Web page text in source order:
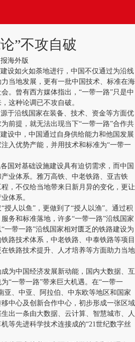
”不攻自破
海外版
如火如荼地进行，中国不仅通过为沿线
当地发展，更有一批中国技术、标准在海
。曾有西方媒体指出，“一带一路”只是中
这种论调已不攻自破。
沿线国家在装备、技术、资金等方面优
前提，就无法出现当下“一带一路”合作共
设中，中国通过自身供给能力和他国发展
入优势产能，并用技术和标准为“一带一
对基础设施建设具有迫切需求，而中国
业体系。雅万高铁、中老铁路、亚吉铁
，不仅给当地带来日新月异的变化，更让
体系。
人以鱼”，更做到了“授人以渔”。通过积
务和标准落地，许多“一带一路”沿线国家
一带一路”沿线国家相对匮乏的铁路建设为
路技术体系，中老铁路、中泰铁路等项目
铁路技术提升、人才培养等方面助力当地
中国经济发展新动能，国内大数据、互
“一带一路”带来巨大机遇。在“一带一
亚、中亚、阿拉伯、中东欧等地区和国家
中心及创新合作中心，初步形成一张区域
出一条由大数据、云计算、智慧城市、人
等先进科学技术连接成的“21世纪数字丝